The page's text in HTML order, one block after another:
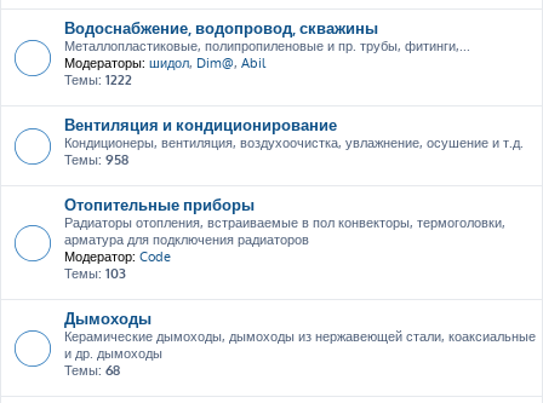
Водоснабжение, водопровод, скважины
Металлопластиковые, полипропиленовые и пр. трубы, фитинги,...
Модераторы: шидол, Dim@, Abil
Темы: 1222
Вентиляция и кондиционирование
Кондиционеры, вентиляция, воздухоочистка, увлажнение, осушение и т.д.
Темы: 958
Отопительные приборы
Радиаторы отопления, встраиваемые в пол конвекторы, термоголовки,
арматура для подключения радиаторов
Модератор: Code
Темы: 103
Дымоходы
Керамические дымоходы, дымоходы из нержавеющей стали, коаксиальные
и др. дымоходы
Темы: 68